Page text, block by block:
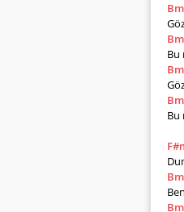
Bm
Bm
Bu
Bm
Bm
Bu
Bm
Bm